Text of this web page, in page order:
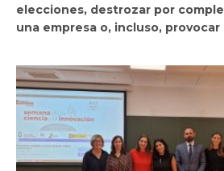
elecciones, destrozar por
una empresa o, incluso,